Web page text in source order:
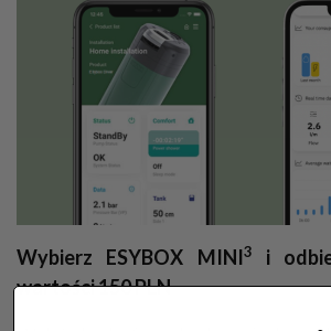
Wybierz ESYBOX MINI3
i
wartości 150 PLN